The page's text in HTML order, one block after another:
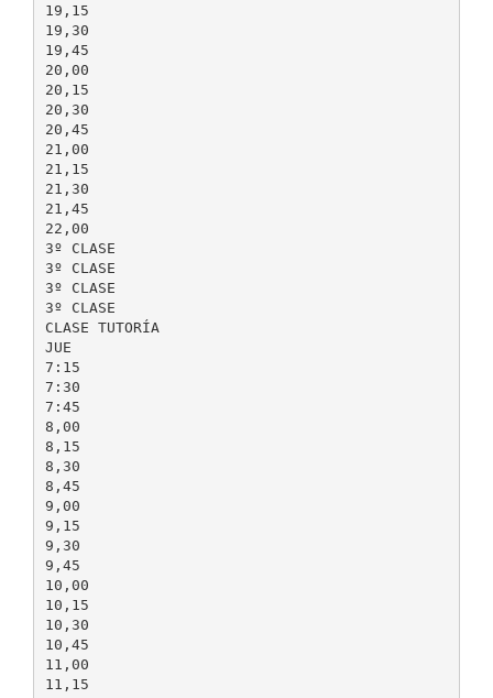
19,15
19,30
19,45
20,00
20,15
20,30
20,45
21,00
21,15
21,30
21,45
22,00
3º CLASE
3º CLASE
3º CLASE
3º CLASE
CLASE TUTORÍA
JUE
7:15
7:30
7:45
8,00
8,15
8,30
8,45
9,00
9,15
9,30
9,45
10,00
10,15
10,30
10,45
11,00
11,15